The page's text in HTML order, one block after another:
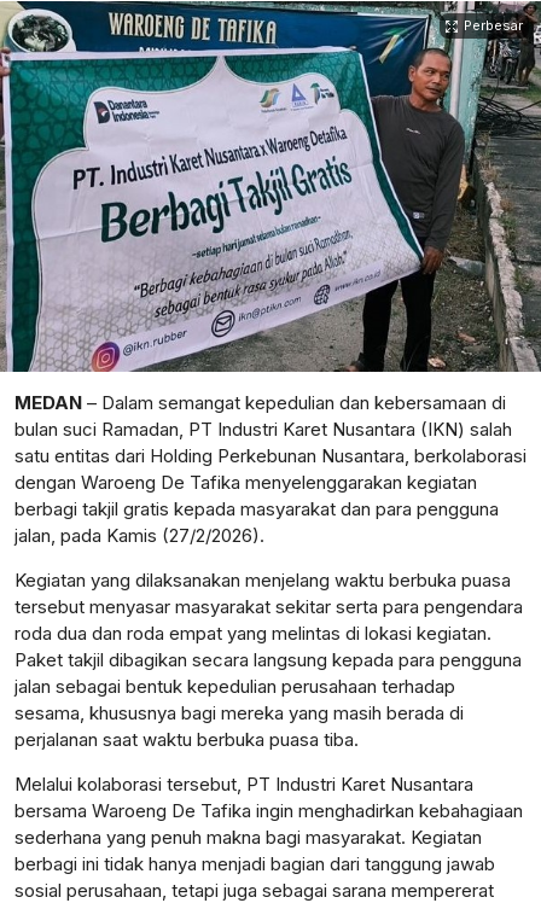
Perbesar
MEDAN – Dalam semangat kepedulian dan kebersamaan di
bulan suci Ramadan, PT Industri Karet Nusantara (IKN) salah
satu entitas dari Holding Perkebunan Nusantara, berkolaborasi
dengan Waroeng De Tafika menyelenggarakan kegiatan
berbagi takjil gratis kepada masyarakat dan para pengguna
jalan, pada Kamis (27/2/2026).
Kegiatan yang dilaksanakan menjelang waktu berbuka puasa
tersebut menyasar masyarakat sekitar serta para pengendara
roda dua dan roda empat yang melintas di lokasi kegiatan.
Paket takjil dibagikan secara langsung kepada para pengguna
jalan sebagai bentuk kepedulian perusahaan terhadap
sesama, khususnya bagi mereka yang masih berada di
perjalanan saat waktu berbuka puasa tiba.
Melalui kolaborasi tersebut, PT Industri Karet Nusantara
bersama Waroeng De Tafika ingin menghadirkan kebahagiaan
sederhana yang penuh makna bagi masyarakat. Kegiatan
berbagi ini tidak hanya menjadi bagian dari tanggung jawab
sosial perusahaan, tetapi juga sebagai sarana mempererat